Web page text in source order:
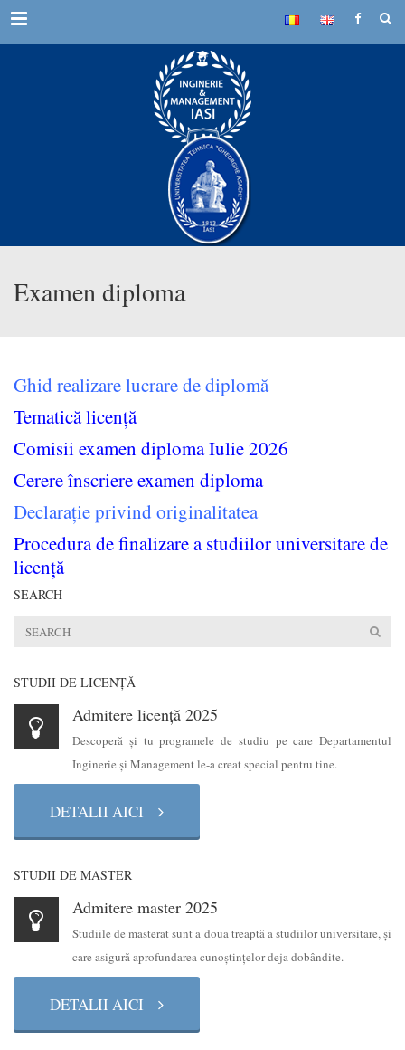
Menu
Examen diploma
Ghid realizare lucrare de diplomă
Tematică licență
Comisii examen diploma Iulie 2026
Cerere înscriere examen diploma
Declarație privind originalitatea
Procedura de finalizare a studiilor universitare de
licență
SEARCH
STUDII DE LICENŢĂ
Admitere licență 2025
Descoperă şi tu programele de studiu pe care Departamentul
Inginerie şi Management le-a creat special pentru tine.
DETALII AICI
STUDII DE MASTER
Admitere master 2025
Studiile de masterat sunt a doua treaptă a studiilor universitare, şi
care asigură aprofundarea cunoştinţelor deja dobândite.
DETALII AICI